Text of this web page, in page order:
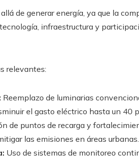
de generar energía, ya que la
infraestructura y
relevantes:
Reemplazo de luminarias
el gasto eléctrico hasta un 40
de puntos de recarga y
las emisiones en áreas urbanas.
Uso de sistemas de monitoreo